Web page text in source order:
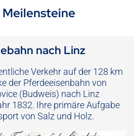
nach Linz
Verkehr auf der 128 km
der Pferdeeisenbahn von
(Budweis) nach Linz
1832. Ihre primäre Aufgabe
von Salz und Holz.